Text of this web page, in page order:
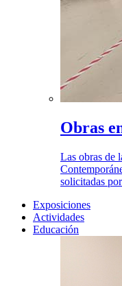
Obras
Las obras de
solicitadas
Exposiciones
Actividades
Educación